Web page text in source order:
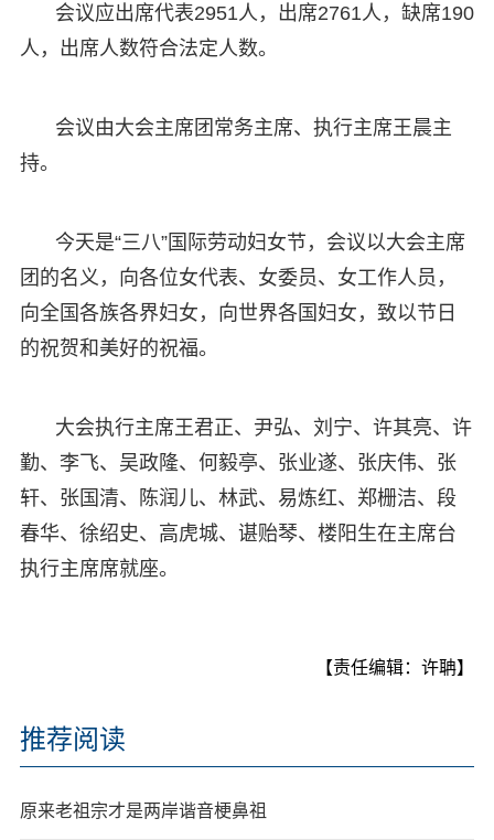
会议应出席代表2951人，出席2761人，缺席190
人，出席人数符合法定人数。
会议由大会主席团常务主席、执行主席王晨主
持。
今天是“三八”国际劳动妇女节，会议以大会主席
团的名义，向各位女代表、女委员、女工作人员，
向全国各族各界妇女，向世界各国妇女，致以节日
的祝贺和美好的祝福。
大会执行主席王君正、尹弘、刘宁、许其亮、许
勤、李飞、吴政隆、何毅亭、张业遂、张庆伟、张
轩、张国清、陈润儿、林武、易炼红、郑栅洁、段
春华、徐绍史、高虎城、谌贻琴、楼阳生在主席台
执行主席席就座。
【责任编辑：许聃】
推荐阅读
原来老祖宗才是两岸谐音梗鼻祖